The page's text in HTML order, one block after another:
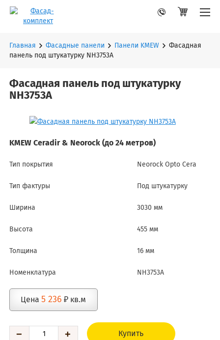
Главная Фасадные панели Панели KMEW
Фасадная
панель под штукатурку NH3753A
Фасадная панель под штукатурку
NH3753A
KMEW Ceradir & Neorock (до 24 метров)
Тип покрытия Neorock Opto Cera
Тип фактуры Под штукатурку
Ширина 3030 мм
Высота 455 мм
Толщина 16 мм
Номенклатура NH3753A
Цена5 236 ₽ кв.м
− + Купить